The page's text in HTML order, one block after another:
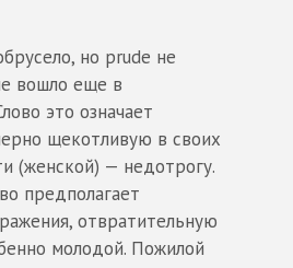
но prude не
вошло еще в
это означает
щекотливую в своих
(женской) — недотрогу.
предполагает
отвратительную
молодой. Пожилой